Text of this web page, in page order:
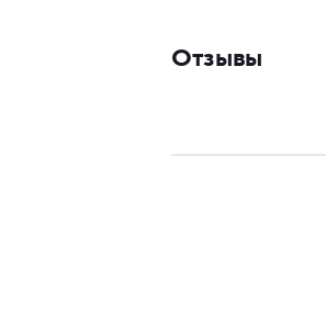
Отзывы